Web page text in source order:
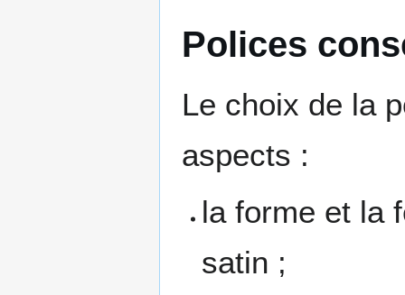
Polices
Le choix de la
aspects :
la forme et la
satin ;